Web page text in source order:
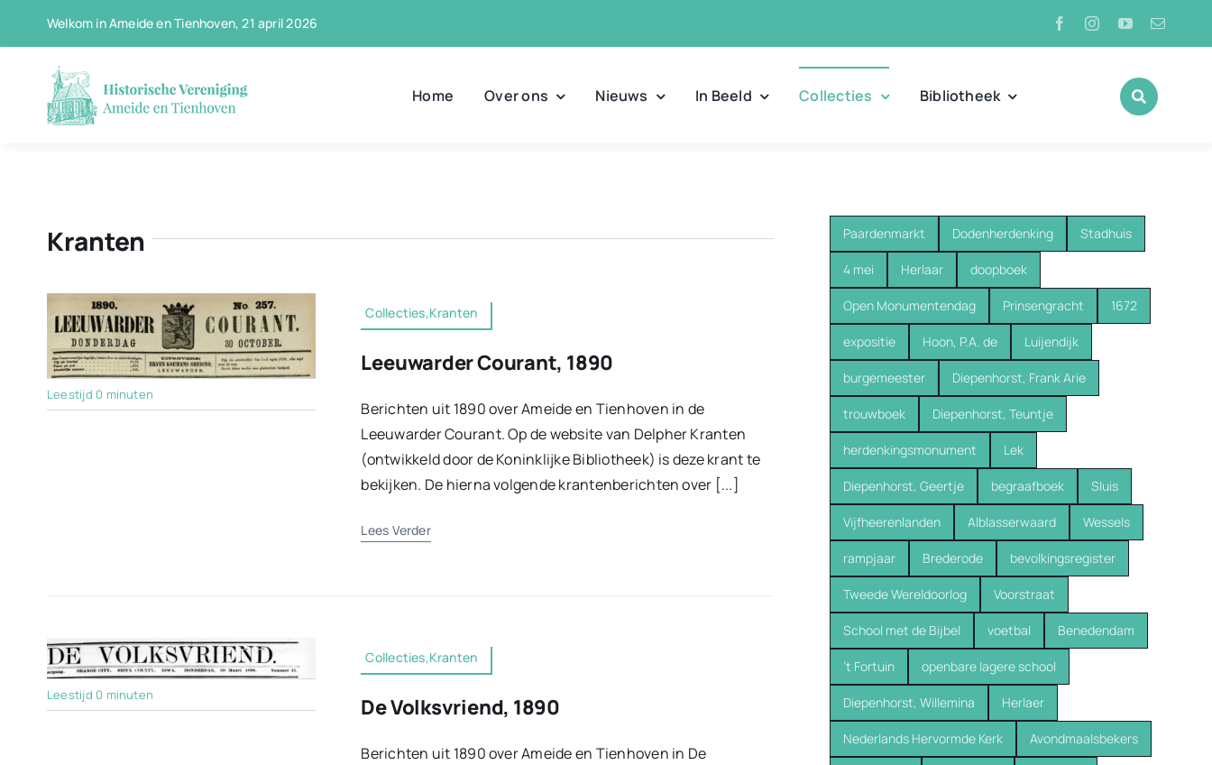
Welkom in Ameide en Tienhoven, 21 april 2026
Home Over ons Nieuws In Beeld Collecties Bibliotheek
Kranten
Leestijd 0 minuten
Collecties,Kranten
Leeuwarder Courant, 1890
Berichten uit 1890 over Ameide en Tienhoven in de
Leeuwarder Courant. Op de website van Delpher Kranten
(ontwikkeld door de Koninklijke Bibliotheek) is deze krant te
bekijken. De hierna volgende krantenberichten over [...]
Lees Verder
Leestijd 0 minuten
Collecties,Kranten
De Volksvriend, 1890
Berichten uit 1890 over Ameide en Tienhoven in De
Paardenmarkt Dodenherdenking Stadhuis
4 mei Herlaar doopboek
Open Monumentendag Prinsengracht 1672
expositie Hoon, P.A. de Luijendijk
burgemeester Diepenhorst, Frank Arie
trouwboek Diepenhorst, Teuntje
herdenkingsmonument Lek
Diepenhorst, Geertje begraafboek Sluis
Vijfheerenlanden Alblasserwaard Wessels
rampjaar Brederode bevolkingsregister
Tweede Wereldoorlog Voorstraat
School met de Bijbel voetbal Benedendam
’t Fortuin openbare lagere school
Diepenhorst, Willemina Herlaer
Nederlands Hervormde Kerk Avondmaalsbekers